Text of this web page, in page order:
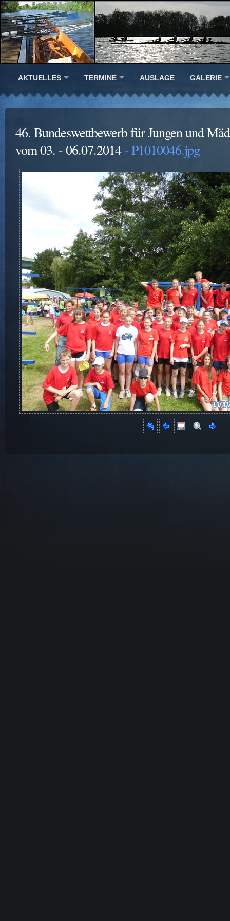
AKTUELLES TERMINE AUSLAGE GALERIE
46. Bundeswettbewerb für Jungen und
vom 03. - 06.07.2014- P1010046.jpg